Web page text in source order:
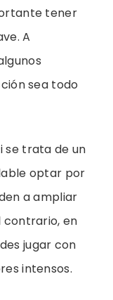
tener
A
sea todo
se trata de un
optar por
a ampliar
contrario, en
jugar con
intensos.